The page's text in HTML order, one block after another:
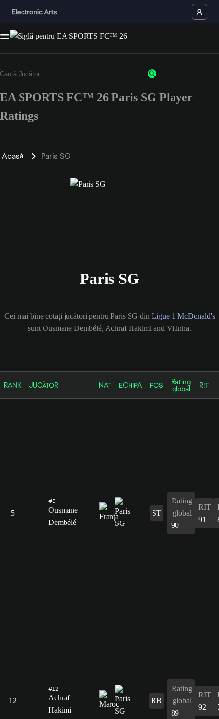
EA SPORTS FC™ 26 Paris SG Player
Ratings
Acasă Paris SG
Paris SG
Cei mai bine cotați jucători pentru Paris SG din Ligue 1 McDonald's
sunt Ousmane Dembélé, Achraf Hakimi and Vitinha.
RANK JUCĂTOR NAȚ ECHIPA POS Rating
global RIT
5
#5
Ousmane
Dembélé
ST
Rating
global
90
RIT
91
12
#12
Achraf
Hakimi
RB
Rating
global
89
RIT
92